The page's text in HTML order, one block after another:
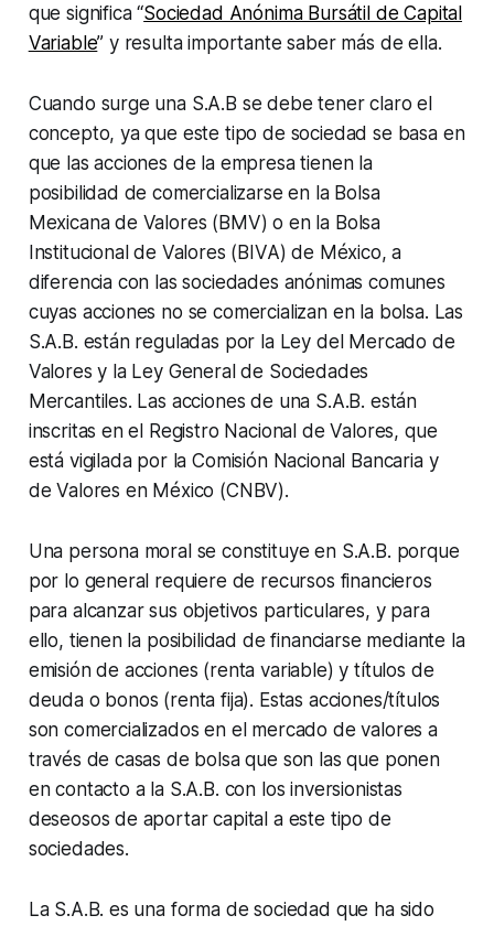
que significa “Sociedad Anónima Bursátil de Capital
Variable” y resulta importante saber más de ella.
Cuando surge una S.A.B se debe tener claro el
concepto, ya que este tipo de sociedad se basa en
que las acciones de la empresa tienen la
posibilidad de comercializarse en la Bolsa
Mexicana de Valores (BMV) o en la Bolsa
Institucional de Valores (BIVA) de México, a
diferencia con las sociedades anónimas comunes
cuyas acciones no se comercializan en la bolsa. Las
S.A.B. están reguladas por la Ley del Mercado de
Valores y la Ley General de Sociedades
Mercantiles. Las acciones de una S.A.B. están
inscritas en el Registro Nacional de Valores, que
está vigilada por la Comisión Nacional Bancaria y
de Valores en México (CNBV).
Una persona moral se constituye en S.A.B. porque
por lo general requiere de recursos financieros
para alcanzar sus objetivos particulares, y para
ello, tienen la posibilidad de financiarse mediante la
emisión de acciones (renta variable) y títulos de
deuda o bonos (renta fija). Estas acciones/títulos
son comercializados en el mercado de valores a
través de casas de bolsa que son las que ponen
en contacto a la S.A.B. con los inversionistas
deseosos de aportar capital a este tipo de
sociedades.
La S.A.B. es una forma de sociedad que ha sido